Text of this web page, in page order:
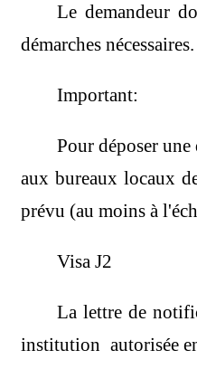
Le demandeur
démarches nécessaires.
Important:
Pour déposer
aux bureaux locaux
prévu (au moins à
Visa J2
La lettre de
institution autorisée